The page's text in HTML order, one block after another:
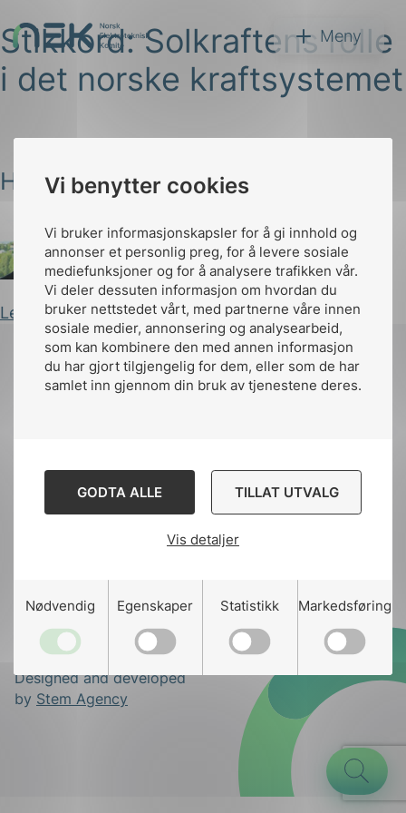
Vi benytter cookies
Vi bruker informasjonskapsler for å gi innhold og
annonser et personlig preg, for å levere sosiale
mediefunksjoner og for å analysere trafikken vår.
Vi deler dessuten informasjon om hvordan du
bruker nettstedet vårt, med partnerne våre innen
sosiale medier, annonsering og analysearbeid,
som kan kombinere den med annen informasjon
du har gjort tilgjengelig for dem, eller som de har
samlet inn gjennom din bruk av tjenestene deres.
GODTA ALLE TILLAT UTVALG
Vis detaljer
Nødvendig Egenskaper Statistikk Markedsføring
Hopp
til
innhold
NEK Meny
Søk
Stikkord:Solkraftens rolle
i det norske kraftsystemet
Hvordan få 8 TWh solkraft?
Arild Kjærnli Publisert 30.09.2025
Les innlegg
Kontakt oss
Bruk av Cookies
Designed and developed
by Stem Agency